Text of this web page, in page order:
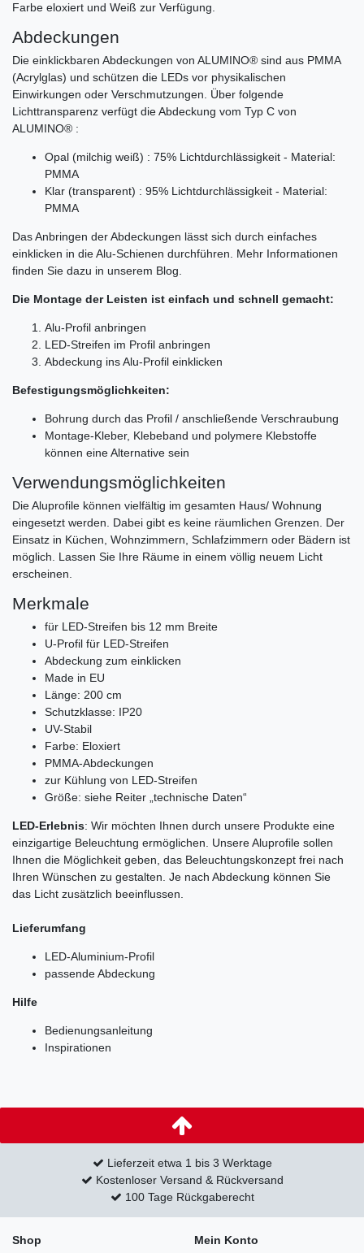
Farbe eloxiert und Weiß zur Verfügung.
Abdeckungen
Die einklickbaren Abdeckungen von ALUMINO® sind aus PMMA
(Acrylglas) und schützen die LEDs vor physikalischen
Einwirkungen oder Verschmutzungen. Über folgende
Lichttransparenz verfügt die Abdeckung vom Typ C von
ALUMINO® :
Opal (milchig weiß) : 75% Lichtdurchlässigkeit - Material:
PMMA
Klar (transparent) : 95% Lichtdurchlässigkeit - Material:
PMMA
Das Anbringen der Abdeckungen lässt sich durch einfaches
einklicken in die Alu-Schienen durchführen. Mehr Informationen
finden Sie dazu in unserem Blog.
Die Montage der Leisten ist einfach und schnell gemacht:
Alu-Profil anbringen
LED-Streifen im Profil anbringen
Abdeckung ins Alu-Profil einklicken
Befestigungsmöglichkeiten:
Bohrung durch das Profil / anschließende Verschraubung
Montage-Kleber, Klebeband und polymere Klebstoffe
können eine Alternative sein
Verwendungsmöglichkeiten
Die Aluprofile können vielfältig im gesamten Haus/ Wohnung
eingesetzt werden. Dabei gibt es keine räumlichen Grenzen. Der
Einsatz in Küchen, Wohnzimmern, Schlafzimmern oder Bädern ist
möglich. Lassen Sie Ihre Räume in einem völlig neuem Licht
erscheinen.
Merkmale
für LED-Streifen bis 12 mm Breite
U-Profil für LED-Streifen
Abdeckung zum einklicken
Made in EU
Länge: 200 cm
Schutzklasse: IP20
UV-Stabil
Farbe: Eloxiert
PMMA-Abdeckungen
zur Kühlung von LED-Streifen
Größe: siehe Reiter „technische Daten“
LED-Erlebnis: Wir möchten Ihnen durch unsere Produkte eine
einzigartige Beleuchtung ermöglichen. Unsere Aluprofile sollen
Ihnen die Möglichkeit geben, das Beleuchtungskonzept frei nach
Ihren Wünschen zu gestalten. Je nach Abdeckung können Sie
das Licht zusätzlich beeinflussen.
Lieferumfang
LED-Aluminium-Profil
passende Abdeckung
Hilfe
Bedienungsanleitung
Inspirationen
Lieferzeit etwa 1 bis 3 Werktage
Kostenloser Versand & Rückversand
100 Tage Rückgaberecht
Shop Mein Konto